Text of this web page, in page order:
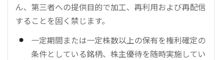
ん、第三者への提供目的で加工、再利用および再配信
することを固く禁じます。
一定期間または一定株数以上の保有を権利確定の
条件としている銘柄、株主優待を随時実施してい